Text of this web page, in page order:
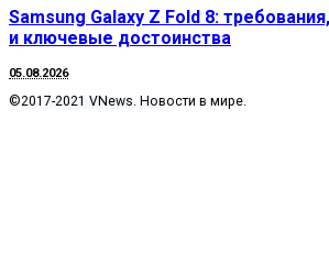
Samsung Galaxy Z Fold 8:
и ключевые достоинства
05.08.2026
©2017-2021 VNews. Новости в мире.